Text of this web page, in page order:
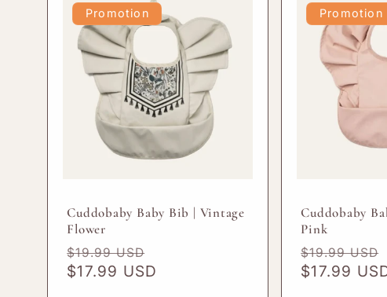
Promotion
Cuddobaby Baby Bib | Vintage
Flower
Prix
habituel
$19.99 USD
promotionnel
$17.99 USD
Promotion
Cuddobaby
Pink
Prix
habituel
$19.99 USD
$17.99